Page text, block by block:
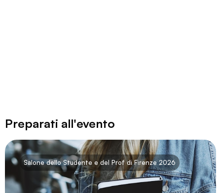
Preparati all'evento
Salone dello Studente e del Prof di Firenze 2026